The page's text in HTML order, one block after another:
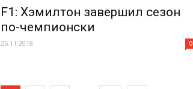
F1: Хэмилтон завершил сезон
по-чемпионски
26.11.2018 0